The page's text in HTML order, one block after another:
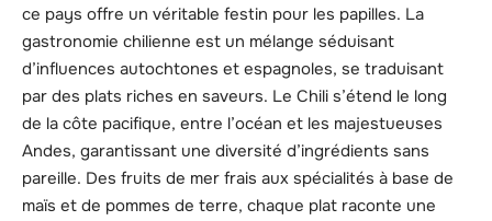
ce pays offre un véritable festin pour les papilles. La
gastronomie chilienne est un mélange séduisant
d’influences autochtones et espagnoles, se traduisant
par des plats riches en saveurs. Le Chili s’étend le long
de la côte pacifique, entre l’océan et les majestueuses
Andes, garantissant une diversité d’ingrédients sans
pareille. Des fruits de mer frais aux spécialités à base de
maïs et de pommes de terre, chaque plat raconte une